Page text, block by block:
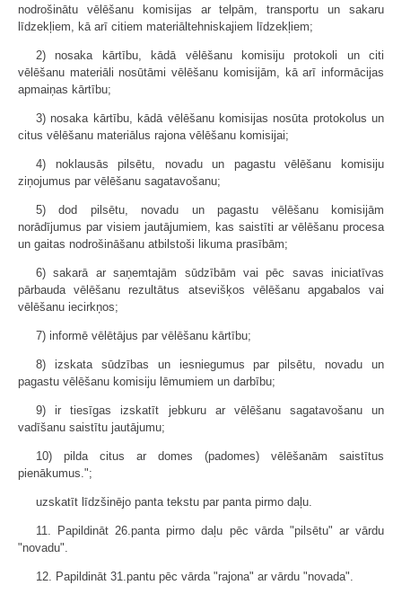
nodrošinātu vēlēšanu komisijas ar telpām, transportu un sakaru
līdzekļiem, kā arī citiem materiāltehniskajiem līdzekļiem;
2) nosaka kārtību, kādā vēlēšanu komisiju protokoli un citi
vēlēšanu materiāli nosūtāmi vēlēšanu komisijām, kā arī informācijas
apmaiņas kārtību;
3) nosaka kārtību, kādā vēlēšanu komisijas nosūta protokolus un
citus vēlēšanu materiālus rajona vēlēšanu komisijai;
4) noklausās pilsētu, novadu un pagastu vēlēšanu komisiju
ziņojumus par vēlēšanu sagatavošanu;
5) dod pilsētu, novadu un pagastu vēlēšanu komisijām
norādījumus par visiem jautājumiem, kas saistīti ar vēlēšanu procesa
un gaitas nodrošināšanu atbilstoši likuma prasībām;
6) sakarā ar saņemtajām sūdzībām vai pēc savas iniciatīvas
pārbauda vēlēšanu rezultātus atsevišķos vēlēšanu apgabalos vai
vēlēšanu iecirkņos;
7) informē vēlētājus par vēlēšanu kārtību;
8) izskata sūdzības un iesniegumus par pilsētu, novadu un
pagastu vēlēšanu komisiju lēmumiem un darbību;
9) ir tiesīgas izskatīt jebkuru ar vēlēšanu sagatavošanu un
vadīšanu saistītu jautājumu;
10) pilda citus ar domes (padomes) vēlēšanām saistītus
pienākumus.";
uzskatīt līdzšinējo panta tekstu par panta pirmo daļu.
11. Papildināt 26.panta pirmo daļu pēc vārda "pilsētu" ar vārdu
"novadu".
12. Papildināt 31.pantu pēc vārda "rajona" ar vārdu "novada".